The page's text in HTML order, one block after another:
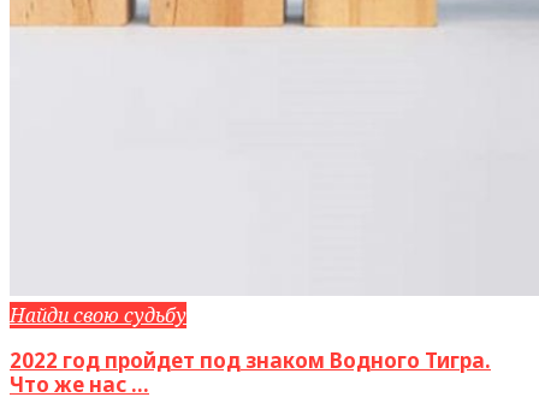
Найди свою судьбу
2022 год пройдет под знаком Водного Тигра.
Что же нас ...